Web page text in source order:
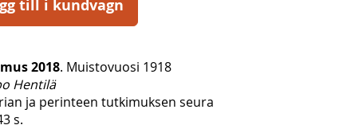
till i kundvagn
2018. Muistovuosi 1918
Hentilä
ja perinteen tutkimuksen seura
s.